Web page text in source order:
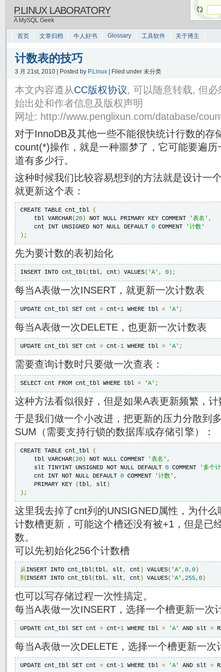
P.LINUX LABORATORY
A MySQL Geek
首页 文章归档 牛人好书 Glossary 工具软件 关于博主
计数表的技巧
3 月 21st, 2010 | Posted by P.Linux | Filed under 未分类
本文内容遵从CC版权协议, 可以随意转载, 但
始出处和作者信息及版权声明
网址: http://www.penglixun.com/database/
对于InnoDB及其他一些不能很快统计行数的存
count(*)操作，就是一种噩梦了，它可能要遍
道有多少行。
这种时候我们比较容易想到的方法就是设计一
就更新这个表：
CREATE TABLE cnt_tbl
(
    tbl VARCHAR
(20 ) NOT NULL PRIMARY KEY COMMENT '表名' ,
    cnt INT UNSIGNED NOT NULL DEFAULT
0 COMMENT
'计数'
);
先为要计数的表初始化
INSERT INTO cnt_tbl( tbl, cnt ) VALUES( 'A' , 0 );
每当A表做一次INSERT，就更新一次计数表
UPDATE cnt_tbl SET cnt = cnt+1 WHERE tbl = 'A' ;
每当A表做一次DELETE，也更新一次计数表
UPDATE cnt_tbl SET cnt = cnt -1 WHERE tbl = 'A' ;
需要查询计数时只要做一次查表：
SELECT cnt FROM cnt_tbl WHERE tbl = 'A' ;
这种方法看似很好，但是如果A表更新频繁，
于是我们做一个小改进，把更新的压力分散到
SUM（需要支持行锁的数据库或存储引擎）：
CREATE TABLE cnt_tbl
(
    tbl VARCHAR
(20 ) NOT NULL COMMENT '表名' ,
    slt TINYINT UNSIGNED NOT NULL DEFAULT
0 COMMENT
'多个
    cnt INT NOT NULL DEFAULT
0 COMMENT '计数' ,
    PRIMARY KEY
( tbl, slt )
);
这里我去掉了cnt列的UNSIGNED属性，为什
计数槽更新，可能这个槽还没有被+1，但是已
数。
可以先初始化256个计数槽
从INSERT INTO cnt_tbl( tbl, slt, cnt ) VALUES( 'A' , 0, 0 )
到INSERT INTO cnt_tbl( tbl, slt, cnt ) VALUES( 'A' , 255, 0 )
也可以写存储过程一次性搞定。
每当A表做一次INSERT，选择一个槽更新一次
UPDATE cnt_tbl SET cnt = cnt+1 WHERE tbl = 'A' AND slt =
每当A表做一次DELETE，选择一个槽更新一次
UPDATE cnt_tbl SET cnt = cnt -1 WHERE tbl = 'A' AND slt =